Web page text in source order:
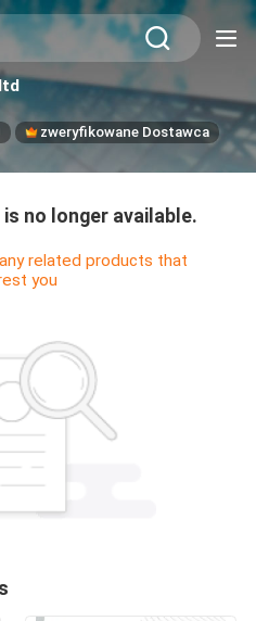
zweryfikowane Dostawca
no longer available.
related products that
you